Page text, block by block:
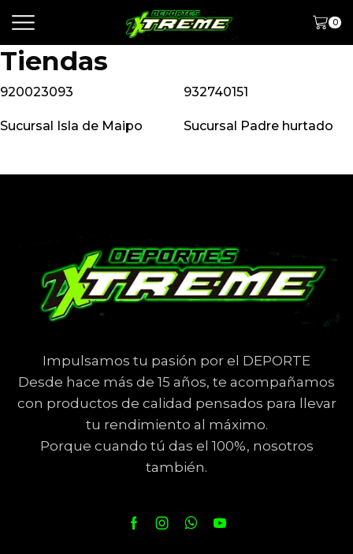
0
Tiendas
920023093
Sucursal Isla de Maipo
932740151
Sucursal Padre hurtado
Impulsamos tu pasión por el DEPORTE
Desde hace más de 15 años, te acompañamos
con productos de calidad pensados para llevar
tu rendimiento al máximo.
Porque cuando tú das el 100%, nosotros
también.